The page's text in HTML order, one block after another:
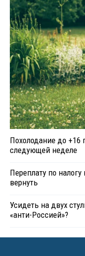
Похолодание до +16
следующей неделе
Переплату по
вернуть
Усидеть на двух
«анти-Россией»?